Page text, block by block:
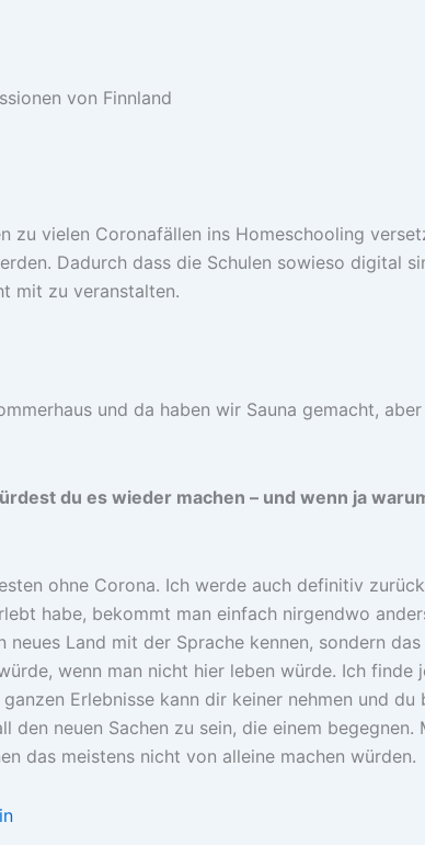
von Finnland
zu vielen Coronafällen ins Homeschooling
Dadurch dass die Schulen sowieso digital
mit zu veranstalten.
und da haben wir Sauna gemacht,
du es wieder machen – und wenn ja
ohne Corona. Ich werde auch definitiv
habe, bekommt man einfach nirgendwo
Land mit der Sprache kennen, sondern
wenn man nicht hier leben würde. Ich finde
Erlebnisse kann dir keiner nehmen und
neuen Sachen zu sein, die einem
das meistens nicht von alleine machen würden.